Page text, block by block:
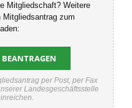
Mitgliedschaft? Weitere
Mitgliedsantrag zum
per Post, per Fax
Landesgeschäftsstelle